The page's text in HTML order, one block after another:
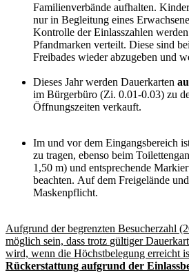
Familienverbände aufhalten.
nur in Begleitung eines
Kontrolle der Einlasszahlen
Pfandmarken verteilt. Diese sind
Freibades wieder abzugeben und
Dieses Jahr werden Dauerkarten
im Bürgerbüro (Zi. 0.01-0.03) zu
Öffnungszeiten verkauft.
Im und vor dem Eingangsbereich
zu tragen, ebenso beim
1,50 m) und entsprechende
beachten. Auf dem Freigelände
Maskenpflicht.
Aufgrund der begrenzten Besucherzahl
möglich sein, dass trotz gültiger
wird, wenn die Höchstbelegung erreicht
Rückerstattung aufgrund der